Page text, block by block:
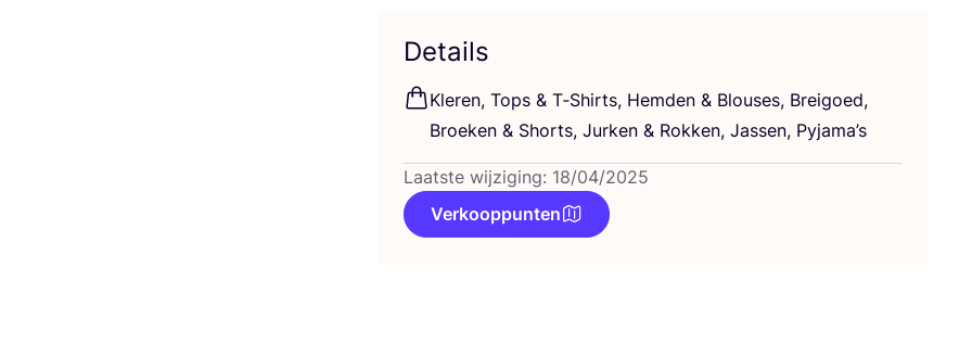
Details
Kle­ren, Tops & T‑Shirts, Hem­den & Blou­ses, Brei­goed,
Broe­ken & Shorts, Jur­ken & Rok­ken, Jas­sen, Pyjama’s
Laatste wijziging: 18/04/2025
Verkooppunten